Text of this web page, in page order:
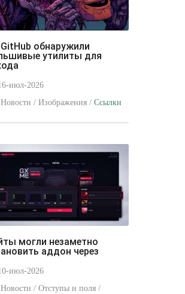
утилиты для
июл-2026
Новости / Изображения / Ссылки
аддон через
июл-2026
Новости / Отступы и поля /